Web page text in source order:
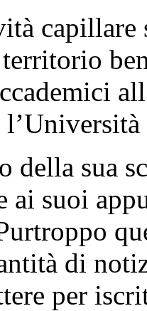
della sua
ai suoi
di
per